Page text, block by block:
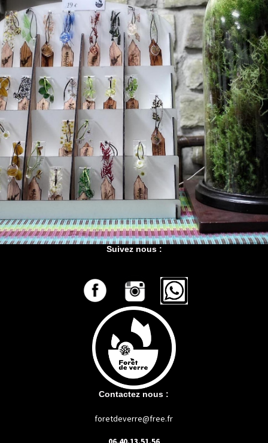
Suivez nous :
Contactez nous :
foretdeverre@free.fr